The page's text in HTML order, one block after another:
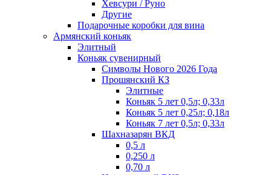
Хевсури / Руно
Другие
Подарочные коробки для вина
Армянский коньяк
Элитный
Коньяк сувенирный
Символы Нового 2026 Года
Прошянский КЗ
Элитные
Коньяк 5 лет 0,5л; 0,33л
Коньяк 5 лет 0,25л; 0,18л
Коньяк 7 лет 0,5л; 0,33л
Шахназарян ВКД
0,5 л
0,250 л
0,70 л